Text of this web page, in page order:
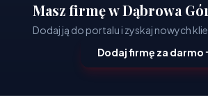
Masz firmę w Dąbrowa
Dodaj ją do portalu i zyskaj nowych
Dodaj firmę za darmo